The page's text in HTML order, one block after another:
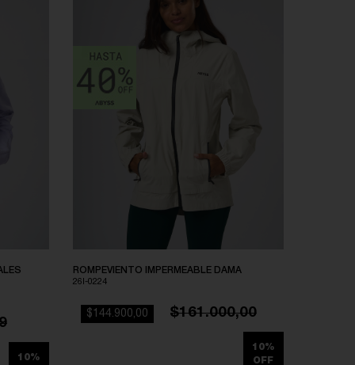
10%
ROMPEVIENTO IMPERMEABLE DAMA
26I-0224
$144.900,00 $161.000,00
10%
OFF